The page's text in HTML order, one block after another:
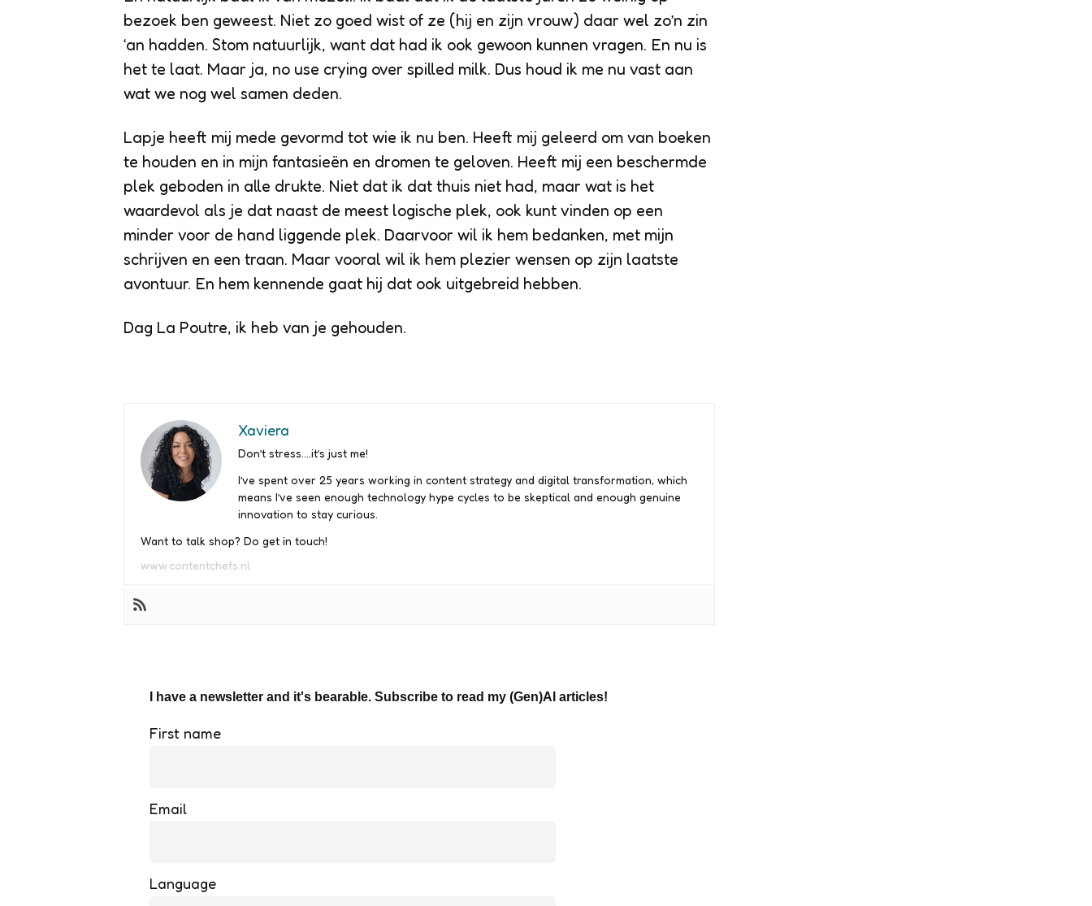
bezoek ben geweest. Niet zo goed wist of ze (hij en zijn vrouw) daar wel zo’n zin
‘an hadden. Stom natuurlijk, want dat had ik ook gewoon kunnen vragen. En nu is
het te laat. Maar ja, no use crying over spilled milk. Dus houd ik me nu vast aan
wat we nog wel samen deden.
Lapje heeft mij mede gevormd tot wie ik nu ben. Heeft mij geleerd om van boeken
te houden en in mijn fantasieën en dromen te geloven. Heeft mij een beschermde
plek geboden in alle drukte. Niet dat ik dat thuis niet had, maar wat is het
waardevol als je dat naast de meest logische plek, ook kunt vinden op een
minder voor de hand liggende plek. Daarvoor wil ik hem bedanken, met mijn
schrijven en een traan. Maar vooral wil ik hem plezier wensen op zijn laatste
avontuur. En hem kennende gaat hij dat ook uitgebreid hebben.
Dag La Poutre, ik heb van je gehouden.
Xaviera
Don’t stress….it’s just me!
I’ve spent over 25 years working in content strategy and digital transformation, which
means I’ve seen enough technology hype cycles to be skeptical and enough genuine
innovation to stay curious.
Want to talk shop? Do get in touch!
www.contentchefs.nl
I have a newsletter and it's bearable. Subscribe to read my (Gen)AI articles!
First name
Email
Language